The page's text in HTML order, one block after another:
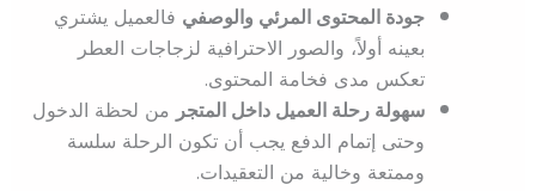
جودة المحتوى المرئي والوصفيفالعميل يشتري
بعينه أولاً، والصور الاحترافية لزجاجات العطر
تعكس مدى فخامة المحتوى.
سهولة رحلة العميل داخل المتجرمن لحظة الدخول
وحتى إتمام الدفع يجب أن تكون الرحلة سلسة
وممتعة وخالية من التعقيدات.